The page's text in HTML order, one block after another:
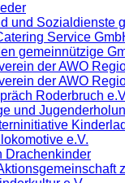
und Sozialdienste
Service
gemeinnützige
der AWO
der AWO
Roderbruch
und
e.V.
Drachenkinder